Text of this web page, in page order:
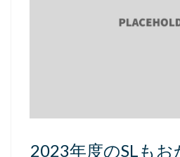
2023年度のSLもお